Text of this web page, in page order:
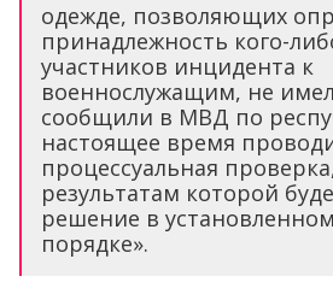
одежде, позволяющих
принадлежность кого-
участников инцидента к
военнослужащим, не
сообщили в МВД по
настоящее время
процессуальная
результатам которой
решение в
порядке».